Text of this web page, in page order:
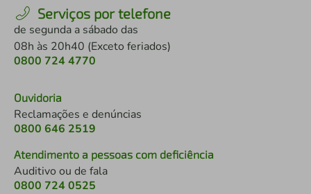
Serviços por telefone
de segunda a sábado das
08h às 20h40 (Exceto feriados)
0800 724 4770
Ouvidoria
Reclamações e denúncias
0800 646 2519
Atendimento a pessoas com deficiência
Auditivo ou de fala
0800 724 0525